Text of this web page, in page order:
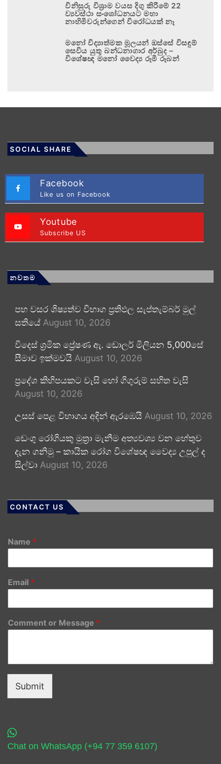
විනිසුරු විශ්‍රාම වයස දිගු කිරීමේ 22
ව්‍යවස්ථා සංශෝධනයට මහා
නාහිමිවරුන්ගෙන් විරෝධයක් නෑ
මනෝ විද්‍යාත්මක මූලයන් ඔස්සේ විසඳුම්
සෙවිය යුතු බන්ධනාගාර අර්බුද –
විශේෂඥ මනෝ වෛද්‍ය රූමි රූබන්
SOCIAL SHARE
Facebook
Like us on Facebook
Youtube
Subscribe US
නවතම
පහ වසර ශිෂ්‍යත්ව විභාග ප්‍රතිඵල සැප්තැම්බර් මුල්
සතියේ August 10, 2026
විදෙස් ශ්‍රමික ප්‍රේෂණ ඇ. ඩොලර් මිලියන 5,000සේ
සීමාව ඉක්මවයි August 10, 2026
ප්‍රදේශ කිහිපයකට වැසි හෝ ගිගුරුම් සහිත වැසි
August 10, 2026
උසස් පෙළ විභාගය අදින් ඇරඹෙයි August 10, 2026
ඩෙංගු රෝගියකු ⁣මුත්‍රා මැනීම අත්‍යවශ්‍ය වන හේතුව
දැන ගනිමු – කායික රෝග විශේෂඥ වෛද්‍ය උපුල් ද
සිල්වා August 10, 2026
CONTACT US
Name *
Email *
Comment or Message *
Submit
Chat on WhatsApp (+94 77 359 6107)